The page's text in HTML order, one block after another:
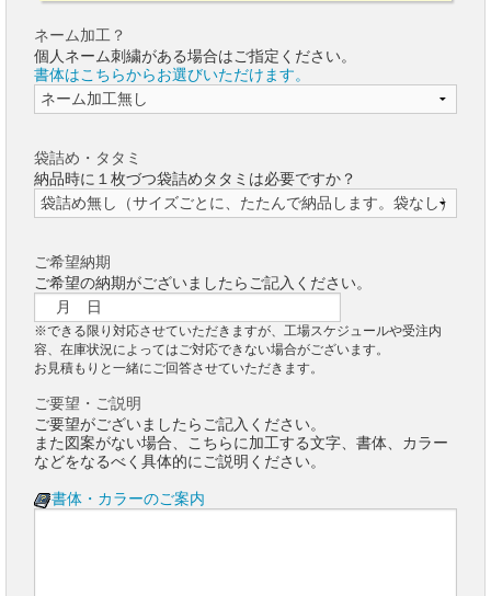
ネーム加工？
個人ネーム刺繍がある場合はご指定ください。
書体はこちらからお選びいただけます。
袋詰め・タタミ
納品時に１枚づつ袋詰めタタミは必要ですか？
ご希望納期
ご希望の納期がございましたらご記入ください。
※できる限り対応させていただきますが、工場スケジュールや受注内
容、在庫状況によってはご対応できない場合がございます。
お見積もりと一緒にご回答させていただきます。
ご要望・ご説明
ご要望がございましたらご記入ください。
また図案がない場合、こちらに加工する文字、書体、カラー
などをなるべく具体的にご説明ください。
書体・カラーのご案内